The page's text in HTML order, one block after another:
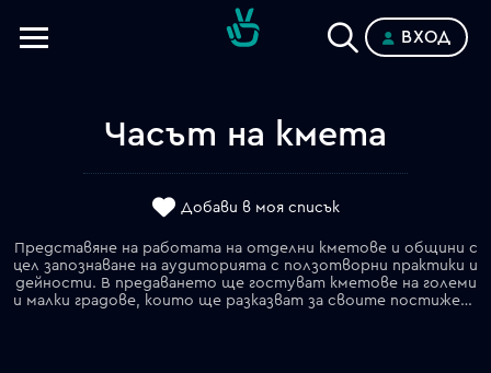
ВХОД
Часът на кмета
Добави в моя списък
Представяне на работата на отделни кметове и общини с
цел запознаване на аудиторията с ползотворни практики и
дейности. В предаването ще гостуват кметове на големи
и малки градове, които ще разказват за своите постижения, идеи, цели и проблеми. Ще споделят опит и ще търсят решения на проблемите. Ще има репортажи от техния град, показващи положителни и отрицателни моменти от тяхното управление. Ще има и анкета с жителите на съответните населени места, които ще задават въпроси на своя кмет.